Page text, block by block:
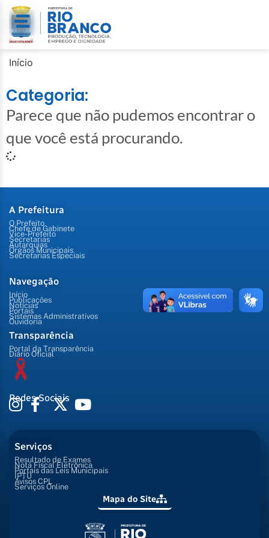
Início
Categoria:
Parece que não pudemos encontrar o
que você está procurando.
A Prefeitura
O Prefeito
Chefe de Gabinete
Vice-Prefeito
Secretarias
Autarquias
Órgãos Municipais
Secretarias Especiais
Navegação
Início
Publicações
Notícias
Portais
Sistemas Administrativos
Ouvidoria
Transparência
Portal da Transparência
Diário Oficial
Redes Sociais
Serviços
Resultado de Exames
Nota Fiscal Eletrônica
Portais das Leis Municipais
IPTU
Avisos CPL
Serviços Online
Mapa do Site